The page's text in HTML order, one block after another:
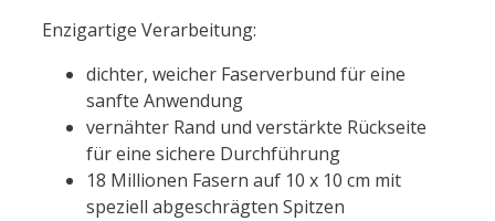
Enzigartige Verarbeitung:
dichter, weicher Faserverbund für eine
sanfte Anwendung
vernähter Rand und verstärkte Rückseite
für eine sichere Durchführung
18 Millionen Fasern auf 10 x 10 cm mit
speziell abgeschrägten Spitzen